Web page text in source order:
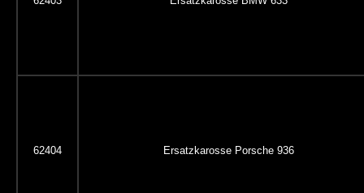
62404 Ersatzkarosse Porsche 936